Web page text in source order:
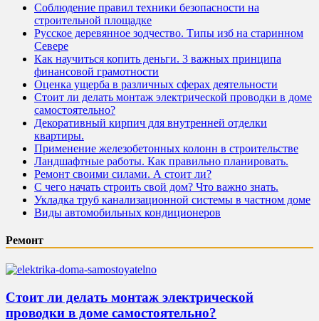
Соблюдение правил техники безопасности на
строительной площадке
Русское деревянное зодчество. Типы изб на старинном
Севере
Как научиться копить деньги. 3 важных принципа
финансовой грамотности
Оценка ущерба в различных сферах деятельности
Стоит ли делать монтаж электрической проводки в доме
самостоятельно?
Декоративный кирпич для внутренней отделки
квартиры.
Применение железобетонных колонн в строительстве
Ландшафтные работы. Как правильно планировать.
Ремонт своими силами. А стоит ли?
С чего начать строить свой дом? Что важно знать.
Укладка труб канализационной системы в частном доме
Виды автомобильных кондиционеров
Ремонт
Стоит ли делать монтаж электрической
проводки в доме самостоятельно?